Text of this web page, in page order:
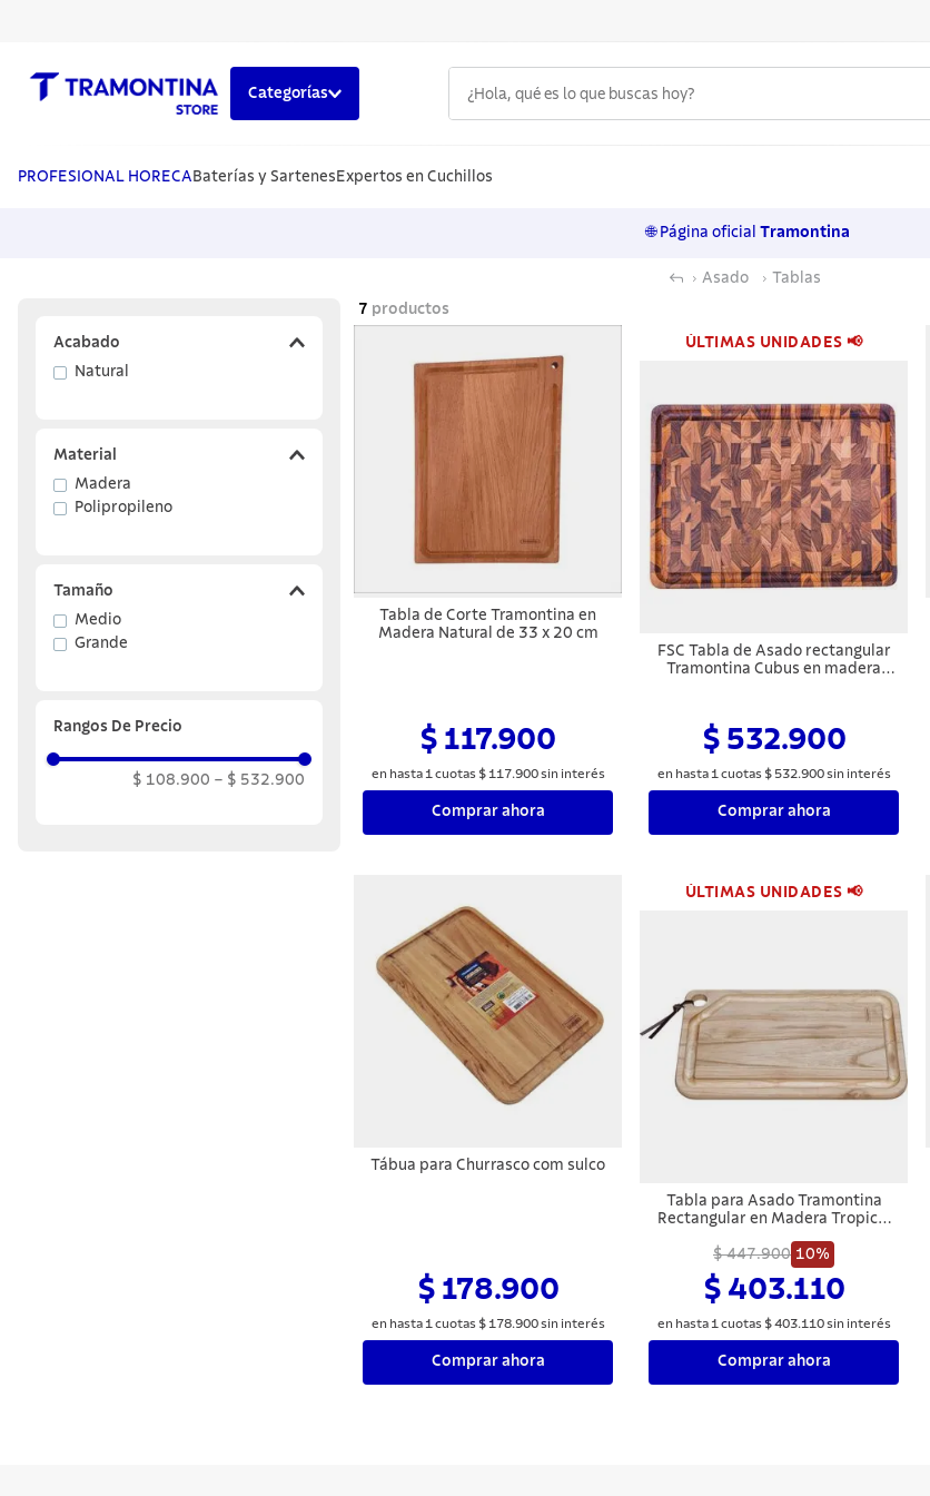
Categorías
PROFESIONAL HORECA Baterías y Sartenes Expertos en Cuchillos
🌐 Página oficial Tramontina
Asado Tablas
Acabado
Natural
Material
Madera
Polipropileno
Tamaño
Medio
Grande
Rangos De Precio
$ 108.900 – $ 532.900
7 productos
Tabla de Corte Tramontina en
Madera Natural de 33 x 20 cm
$ 117.900
en hasta 1 cuotas $ 117.900sin interés
Comprar ahora
ÚLTIMAS UNIDADES 📢
FSC Tabla de Asado rectangular
Tramontina Cubus en madera
$ 532.900
en hasta 1 cuotas $ 532.900sin interés
Comprar ahora
Tábua para Churrasco com sulco
$ 178.900
en hasta 1 cuotas $ 178.900sin interés
Comprar ahora
ÚLTIMAS UNIDADES 📢
Tabla para Asado Tramontina
Rectangular en Madera Tropical
$ 447.900 10%
$ 403.110
en hasta 1 cuotas $ 403.110sin interés
Comprar ahora
1.
cuchillos
5.
10. olla